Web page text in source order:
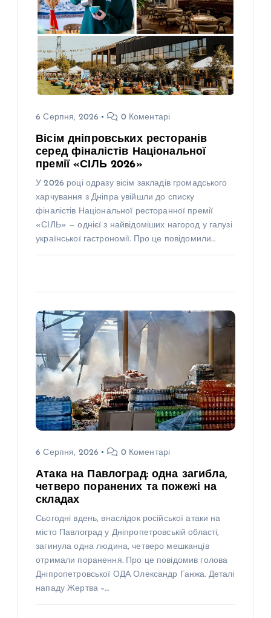
6 Серпня, 2026 0 Коментарі
Вісім дніпровських ресторанів
серед фіналістів Національної
премії «СІЛЬ 2026»
У 2026 році одразу вісім закладів громадського
харчування з Дніпра увійшли до списку
фіналістів Національної ресторанної премії
«СІЛЬ» — однієї з найвідоміших нагород у галузі
української гастрономії. Про це повідомили…
6 Серпня, 2026 0 Коментарі
Атака на Павлоград: одна загибла,
четверо поранених та пожежі на
складах
Сьогодні вдень, внаслідок російської атаки на
місто Павлоград у Дніпропетровській області,
загинула одна людина, четверо мешканців
отримали поранення. Про це повідомив голова
Дніпропетровської ОДА Олександр Ганжа. Деталі
нападу Жертва –…